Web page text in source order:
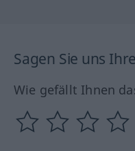
Sagen Sie uns
Wie gefällt Ihnen